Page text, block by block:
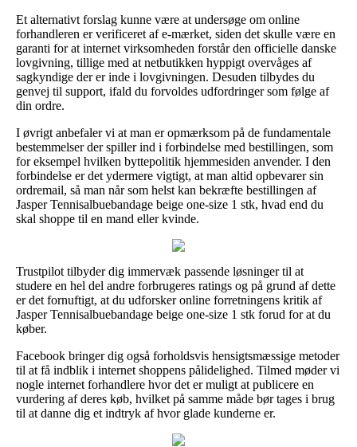
Et alternativt forslag kunne være at undersøge om online
forhandleren er verificeret af e-mærket, siden det skulle være en
garanti for at internet virksomheden forstår den officielle danske
lovgivning, tillige med at netbutikken hyppigt overvåges af
sagkyndige der er inde i lovgivningen. Desuden tilbydes du
genvej til support, ifald du forvoldes udfordringer som følge af
din ordre.
I øvrigt anbefaler vi at man er opmærksom på de fundamentale
bestemmelser der spiller ind i forbindelse med bestillingen, som
for eksempel hvilken byttepolitik hjemmesiden anvender. I den
forbindelse er det ydermere vigtigt, at man altid opbevarer sin
ordremail, så man når som helst kan bekræfte bestillingen af
Jasper Tennisalbuebandage beige one-size 1 stk, hvad end du
skal shoppe til en mand eller kvinde.
Trustpilot tilbyder dig immervæk passende løsninger til at
studere en hel del andre forbrugeres ratings og på grund af dette
er det fornuftigt, at du udforsker online forretningens kritik af
Jasper Tennisalbuebandage beige one-size 1 stk forud for at du
køber.
Facebook bringer dig også forholdsvis hensigtsmæssige metoder
til at få indblik i internet shoppens pålidelighed. Tilmed møder vi
nogle internet forhandlere hvor det er muligt at publicere en
vurdering af deres køb, hvilket på samme måde bør tages i brug
til at danne dig et indtryk af hvor glade kunderne er.